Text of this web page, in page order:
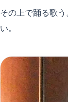
その上で踊る歌
い。